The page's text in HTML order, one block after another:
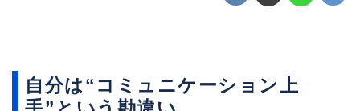
自分は“コミュニケーション上